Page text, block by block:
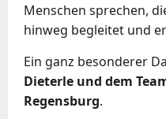
Menschen sprechen,
hinweg begleitet und
Ein ganz besonderer
Dieterle und dem
Regensburg.